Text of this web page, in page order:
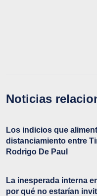
Noticias
Los indicios que
distanciamiento entre
Rodrigo De Paul
La inesperada interna
por qué no estarían